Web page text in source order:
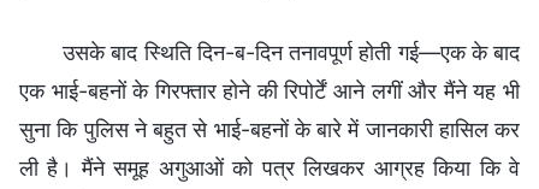
उसके बाद स्थिति दिन-ब-दिन तनावपूर्ण होती गई—एक के बाद
एक भाई-बहनों के गिरफ्तार होने की रिपोर्टें आने लगीं और मैंने यह भी
सुना कि पुलिस ने बहुत से भाई-बहनों के बारे में जानकारी हासिल कर
ली है। मैंने समूह अगुआओं को पत्र लिखकर आग्रह किया कि वे